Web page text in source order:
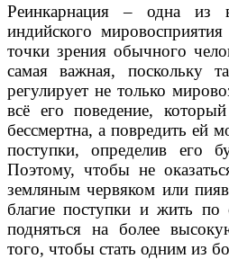
Реинкарнация – одна из
индийского
точки зрения обычного
самая важная, поскольку
регулирует не только
всё его поведение,
бессмертна, а повредить ей
поступки, определив его
Поэтому, чтобы не
земляным червяком или
благие поступки и жить по
подняться на более
того, чтобы стать одним из